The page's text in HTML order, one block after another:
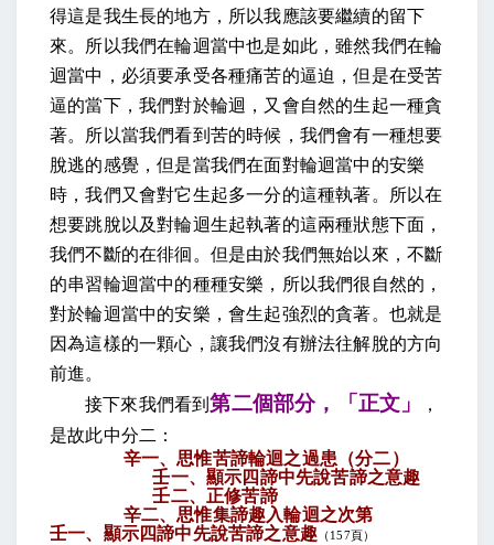
得這是我生長的地方，所以我應該要繼續的留下
來。所以我們在輪迴當中也是如此，雖然我們在輪
迴當中，必須要承受各種痛苦的逼迫，但是在受苦
逼的當下，我們對於輪迴，又會自然的生起一種貪
著。所以當我們看到苦的時候，我們會有一種想要
脫逃的感覺，但是當我們在面對輪迴當中的安樂
時，我們又會對它生起多一分的這種執著。所以在
想要跳脫以及對輪迴生起執著的這兩種狀態下面，
我們不斷的在徘徊。但是由於我們無始以來，不斷
的串習輪迴當中的種種安樂，所以我們很自然的，
對於輪迴當中的安樂，會生起強烈的貪著。也就是
因為這樣的一顆心，讓我們沒有辦法往解脫的方向
前進。
接下來我們看到第二個部分，「正文」
，
是故此中分二：
辛一、思惟苦諦輪迴之過患（分二）
壬一、顯示四諦中先說苦諦之意趣
壬二、正修苦諦
辛二、思惟集諦趣入輪迴之次第
壬一、顯示四諦中先說苦諦之意趣 （157頁）